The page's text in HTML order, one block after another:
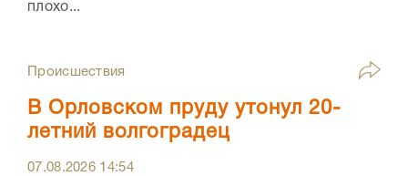
плохо...
Происшествия
В Орловском пруду утонул 20-
летний волгоградец
07.08.2026 14:54